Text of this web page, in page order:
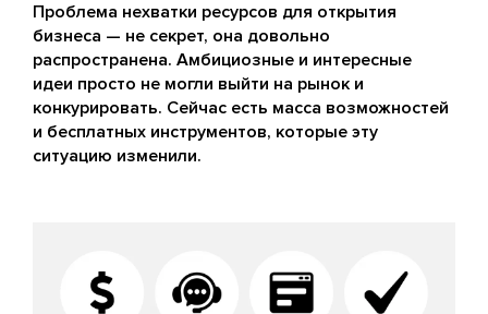
Проблема нехватки ресурсов для открытия
бизнеса — не секрет, она довольно
распространена. Амбициозные и интересные
идеи просто не могли выйти на рынок и
конкурировать. Сейчас есть масса возможностей
и бесплатных инструментов, которые эту
ситуацию изменили.